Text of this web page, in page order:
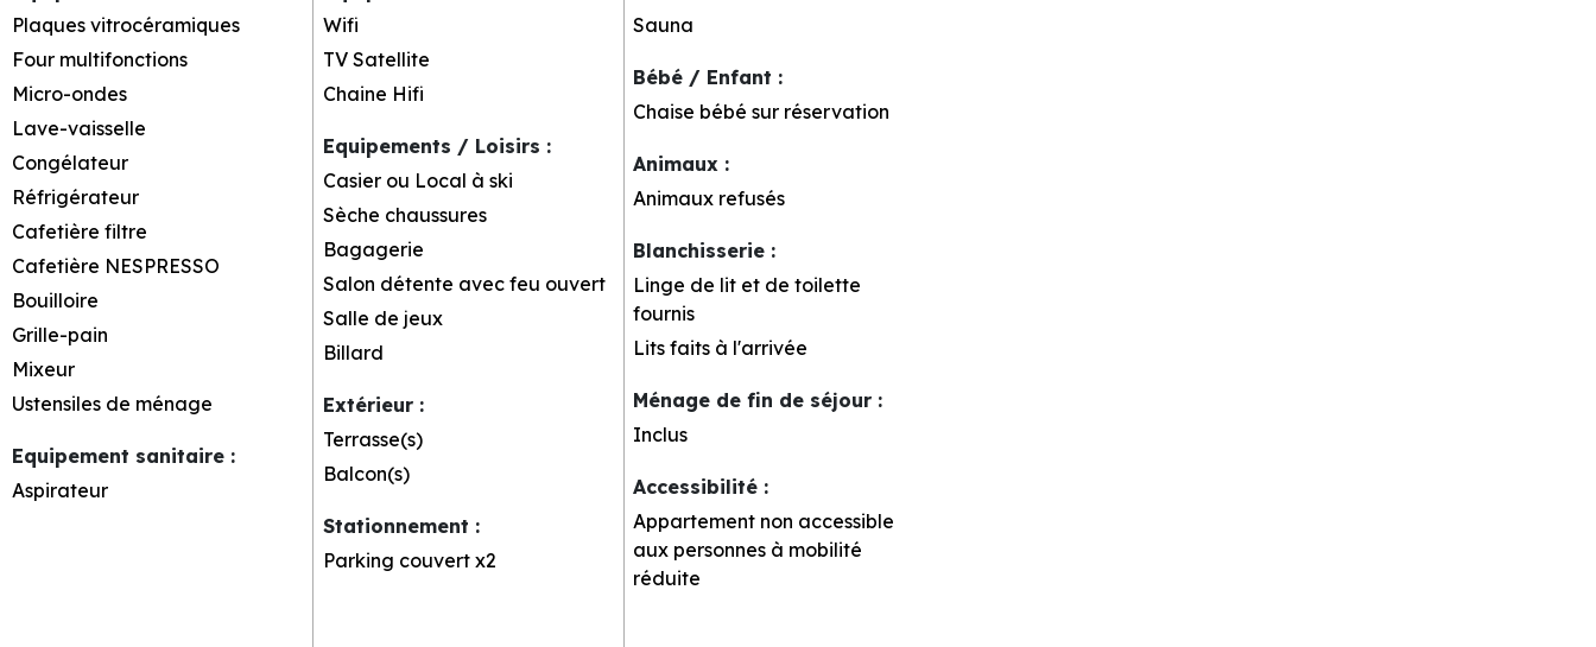
Plaques vitrocéramiques
Four multifonctions
Micro-ondes
Lave-vaisselle
Congélateur
Réfrigérateur
Cafetière filtre
Cafetière NESPRESSO
Bouilloire
Grille-pain
Mixeur
Ustensiles de ménage
Equipement sanitaire :
Aspirateur
Wifi
TV Satellite
Chaine Hifi
Equipements / Loisirs :
Casier ou Local à ski
Sèche chaussures
Bagagerie
Salon détente avec feu ouvert
Salle de jeux
Billard
Extérieur :
Terrasse(s)
Balcon(s)
Stationnement :
Parking couvert x2
Sauna
Bébé / Enfant :
Chaise bébé sur réservation
Animaux :
Animaux refusés
Blanchisserie :
Linge de lit et de toilette
fournis
Lits faits à l'arrivée
Ménage de fin de séjour :
Inclus
Accessibilité :
Appartement non accessible
aux personnes à mobilité
réduite